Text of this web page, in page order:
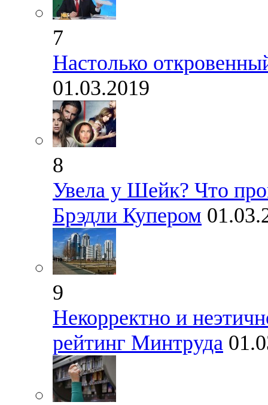
7
Настолько
01.03.2019
8
Увела у Шейк? Что
Брэдли Купером
9
Некорректно и
рейтинг Минтруда